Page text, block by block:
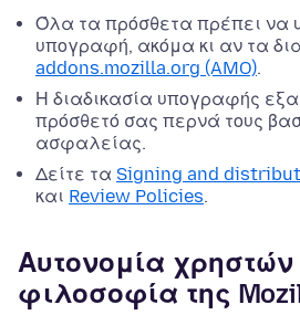
Όλα τα πρόσθετα πρέπει να
υπογραφή, ακόμα κι αν τα
addons.mozilla.org (AMO).
Η διαδικασία υπογραφής
πρόσθετό σας περνά τους
ασφαλείας.
Δείτε τα Signing and
και Review Policies.
Αυτονομία χρηστών
φιλοσοφία της